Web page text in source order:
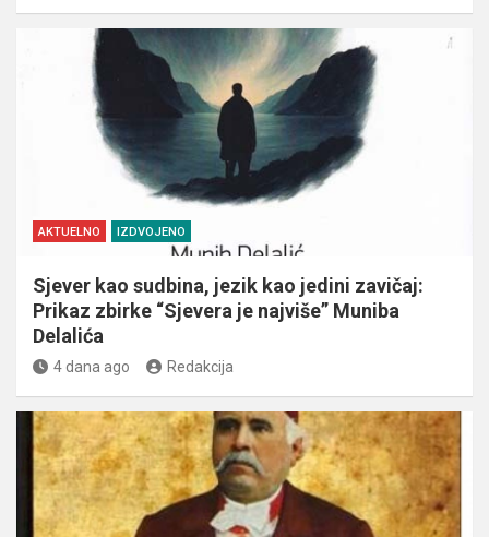
AKTUELNO IZDVOJENO
Sjever kao sudbina, jezik kao jedini zavičaj:
Prikaz zbirke “Sjevera je najviše” Muniba
Delalića
4 dana ago Redakcija